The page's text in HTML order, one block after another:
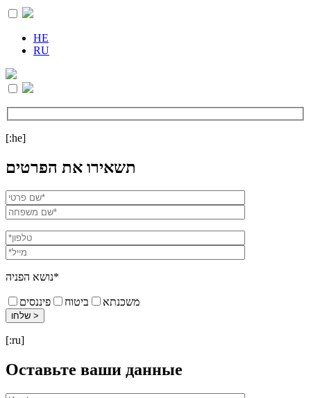
HE
RU
[:he]
תשאירו את הפרטים
נושא הפניה*
משכנתא ביטוח פיננסים
[:ru]
Оставьте ваши данные